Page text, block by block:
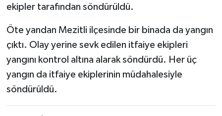
ekipler tarafından söndürüldü.
Öte yandan Mezitli ilçesinde bir binada da yangın
çıktı. Olay yerine sevk edilen itfaiye ekipleri
yangını kontrol altına alarak söndürdü. Her üç
yangın da itfaiye ekiplerinin müdahalesiyle
söndürüldü.